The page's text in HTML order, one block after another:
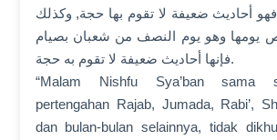
أحاديث ضعيفة لا تقوم بها حجة, وكذلك
يومها وهو يوم النصف من شعبان بصيام
فإنها أحاديث ضعيفة لا تقوم به حجة.
“Malam Nishfu Sya’ban sama
pertengahan Rajab, Jumada, Rabi’,
dan bulan-bulan selainnya, tidak